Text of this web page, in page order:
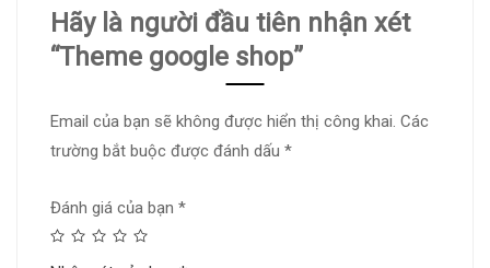
Hãy là người đầu tiên nhận xét
“Theme google shop”
Email của bạn sẽ không được hiển thị công khai. Các
trường bắt buộc được đánh dấu *
Đánh giá của bạn *